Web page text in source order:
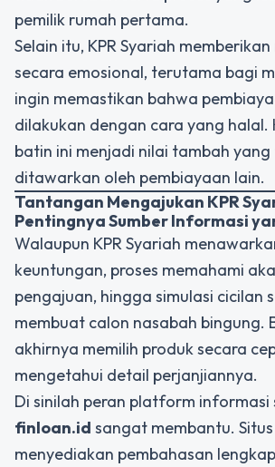
pemilik rumah pertama.
Selain itu, KPR Syariah
secara emosional, terutama bagi
ingin memastikan bahwa
dilakukan dengan cara yang halal.
batin ini menjadi nilai tambah
ditawarkan oleh pembiayaan lain.
Tantangan Mengajukan KPR
Pentingnya Sumber Informasi
Walaupun KPR Syariah
keuntungan, proses memahami
pengajuan, hingga simulasi cicilan
membuat calon nasabah bingung.
akhirnya memilih produk secara
mengetahui detail perjanjiannya.
Di sinilah peran platform informasi
finloan.id sangat membantu.
menyediakan pembahasan